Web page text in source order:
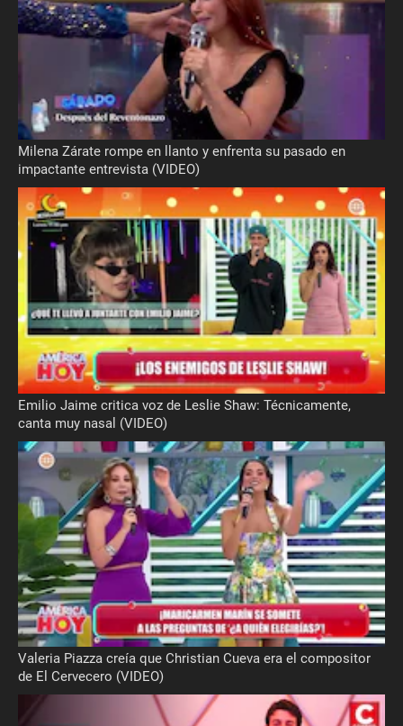
Milena Zárate rompe en llanto y enfrenta su pasado en
impactante entrevista (VIDEO)
Emilio Jaime critica voz de Leslie Shaw: Técnicamente,
canta muy nasal (VIDEO)
Valeria Piazza creía que Christian Cueva era el compositor
de El Cervecero (VIDEO)